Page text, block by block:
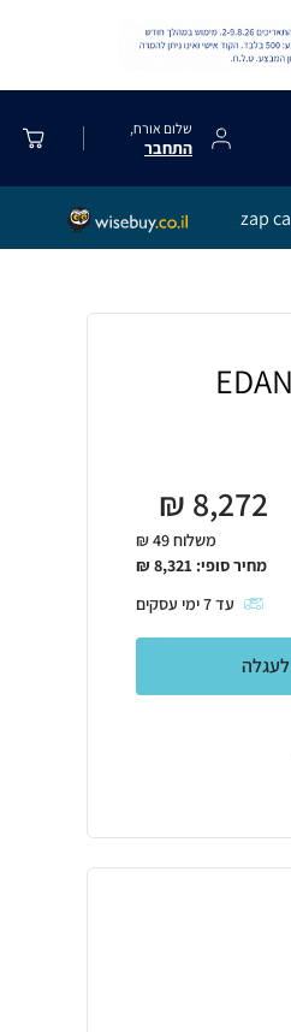
שלום אורח,
התחבר
zap
8,272
₪
משלוח 49 ₪
מחיר סופי: 8,321
₪
עד7ימי עסקים